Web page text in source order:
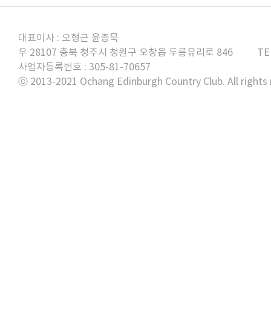
대표이사 : 오형근 윤종묵
우 28107 충북 청주시 청원구 오창읍 두릉유리로 846
사업자등록번호 : 305-81-70657
ⓒ 2013-2021 Ochang Edinburgh Country Club. All rights